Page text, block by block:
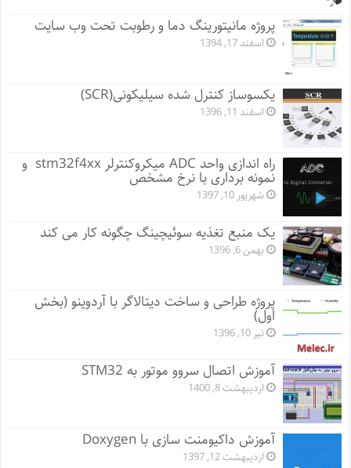
پروژه مانيتورينگ دما و رطوبت تحت وب سایت
اسفند 17, 1394
یکسوساز کنترل شده سیلیکونی(SCR)
اسفند 11, 1396
راه اندازی واحد ADC میکروکنترلر stm32f4xx و
نمونه برداری با نرخ مشخص
شهریور 10, 1397
یک منبع تغذیه سوئیچینگ چگونه کار می کند
بهمن 6, 1396
پروژه طراحی و ساخت دیتالاگر با آردوینو (بخش
اول)
تیر 10, 1396
آموزش اتصال سروو موتور به STM32
اردیبهشت 8, 1400
آموزش داکیومنت سازی با Doxygen
اردیبهشت 12, 1397